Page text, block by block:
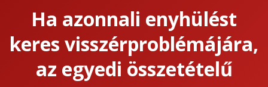
Ha azonnali enyhülést
keres visszérproblémájára,
az egyedi összetételű